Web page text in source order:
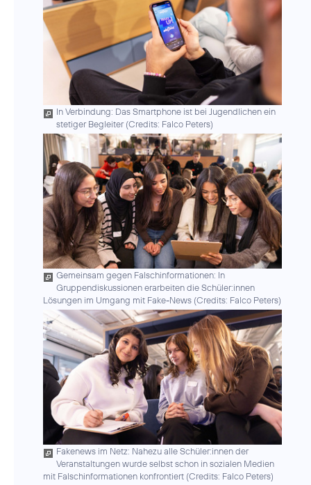
In Verbindung: Das Smartphone ist bei Jugendlichen ein
stetiger Begleiter (Credits: Falco Peters)
Gemeinsam gegen Falschinformationen: In
Gruppendiskussionen erarbeiten die Schüler:innen
Lösungen im Umgang mit Fake-News (Credits: Falco Peters)
Fakenews im Netz: Nahezu alle Schüler:innen der
Veranstaltungen wurde selbst schon in sozialen Medien
mit Falschinformationen konfrontiert (Credits: Falco Peters)